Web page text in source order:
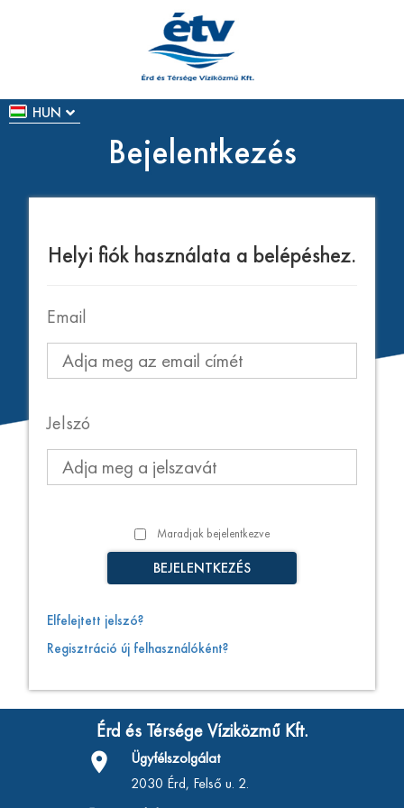
HUN
Bejelentkezés
Helyi fiók használata a belépéshez.
Email
Jelszó
Maradjak bejelentkezve
BEJELENTKEZÉS
Elfelejtett jelszó?
Regisztráció új felhasználóként?
Érd és Térsége Víziközmű Kft.
place
Ügyfélszolgálat
2030 Érd, Felső u. 2.